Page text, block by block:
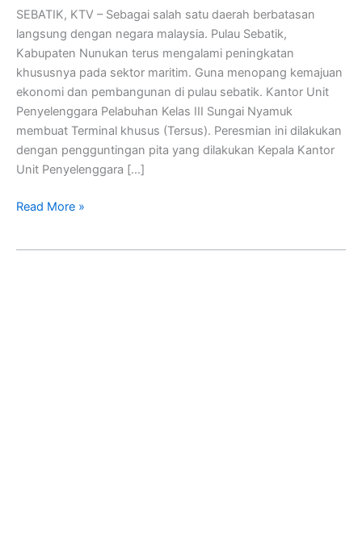
SEBATIK, KTV – Sebagai salah satu daerah berbatasan
langsung dengan negara malaysia. Pulau Sebatik,
Kabupaten Nunukan terus mengalami peningkatan
khususnya pada sektor maritim. Guna menopang kemajuan
ekonomi dan pembangunan di pulau sebatik. Kantor Unit
Penyelenggara Pelabuhan Kelas III Sungai Nyamuk
membuat Terminal khusus (Tersus). Peresmian ini dilakukan
dengan pengguntingan pita yang dilakukan Kepala Kantor
Unit Penyelenggara […]
Read More »